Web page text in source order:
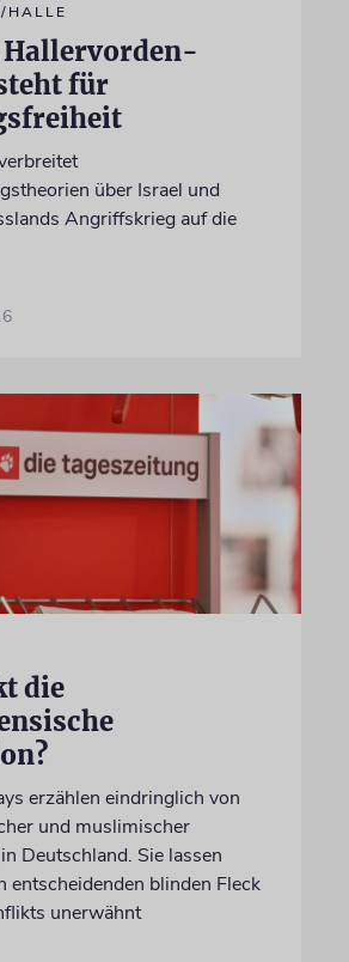
HALLE
Hallervorden-
für
über Israel und
Angriffskrieg auf die
die
erzählen eindringlich von
und muslimischer
Deutschland. Sie lassen
entscheidenden blinden Fleck
unerwähnt